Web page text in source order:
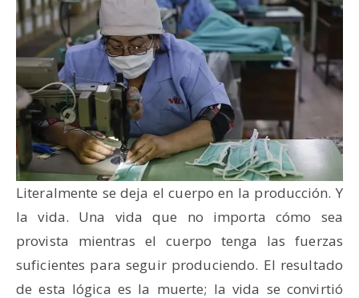
Literalmente se deja el cuerpo en la producción. Y
la vida. Una vida que no importa cómo sea
provista mientras el cuerpo tenga las fuerzas
suficientes para seguir produciendo. El resultado
de esta lógica es la muerte; la vida se convirtió